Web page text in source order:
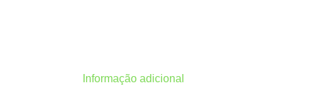
Informação adicional